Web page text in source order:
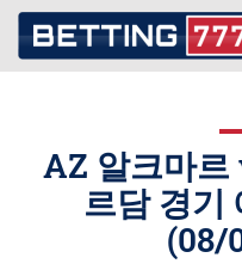
AZ 알크마르
르담 경기
(08/